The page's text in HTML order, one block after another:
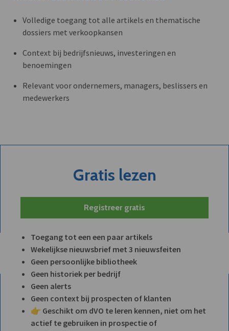
Volledige toegang tot alle artikels en thematische
dossiers met verkoopkansen
Context bij bedrijfsnieuws, investeringen en
benoemingen
Relevant voor ondernemers, managers, beslissers en
medewerkers
Gratis lezen
Registreer gratis
Toegang tot een een paar artikels
Wekelijkse nieuwsbrief met 3 nieuwsfeiten
Geen persoonlijke bibliotheek
Geen historiek per bedrijf
Geen alerts
Geen context bij prospecten of klanten
👉 Geschikt om dVO te leren kennen, niet om het
actief te gebruiken in prospectie of